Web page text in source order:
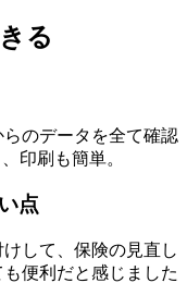
る
のデータを全て確認
印刷も簡単。
点
して、保険の見直し
便利だと感じました